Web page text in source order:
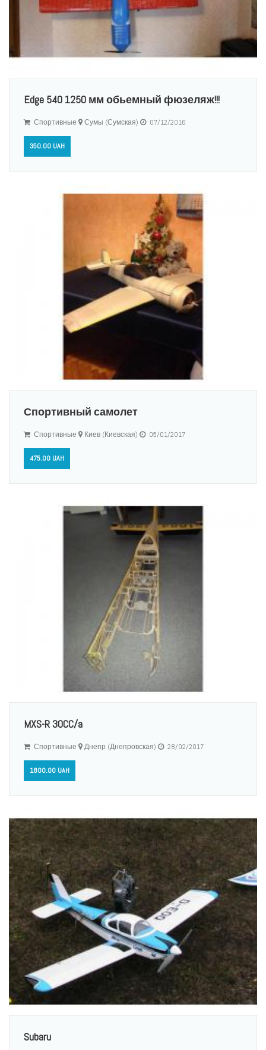
Edge 540 1250 мм обьемный фюзеляж!!!
Спортивные Сумы (Сумская) 07/12/2016
350.00 UAH
Спортивный самолет
Спортивные Киев (Киевская) 05/01/2017
475.00 UAH
MXS-R 30CC/a
Спортивные Днепр (Днепровская) 28/02/2017
1800.00 UAH
Subaru